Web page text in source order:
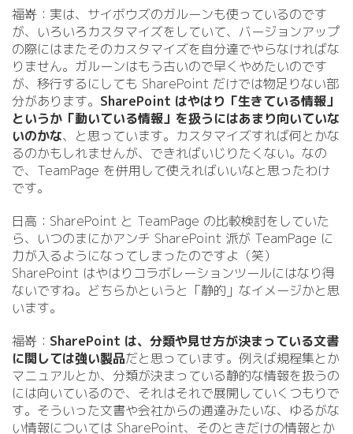
福嵜：実は、サイボウズのガルーンも使っているのです
が、いろいろカスタマイズをしていて、バージョンアップ
の際にはまたそのカスタマイズを自分達でやらなければな
りません。ガルーンはもう古いので早くやめたいのです
が、移行するにしても SharePoint だけでは物足りない部
分があります。 SharePoint はやはり「生きている情報」
というか「動いている情報」を扱うにはあまり向いていな
いのかな、と思っています。カスタマイズすれば何とかな
るのかもしれませんが、できればいじりたくない。なの
で、TeamPage を併用して使えればいいなと思ったわけ
です。
日高：SharePoint と TeamPage の比較検討をしていた
ら、いつのまにかアンチ SharePoint 派が TeamPage に
力が入るようになってしまったのですよ（笑）
SharePoint はやはりコラボレーションツールにはなり得
ないですね。どちらかというと「静的」なイメージかと思
います。
福嵜： SharePoint は、分類や見せ方が決まっている文書
に関しては強い製品だと思っています。例えば規程集とか
マニュアルとか、分類が決まっている静的な情報を扱うの
には向いているので、それはそれで展開していくつもりで
す。そういった文書や会社からの通達みたいな、ゆるがな
い情報については SharePoint、そのときだけの情報とか